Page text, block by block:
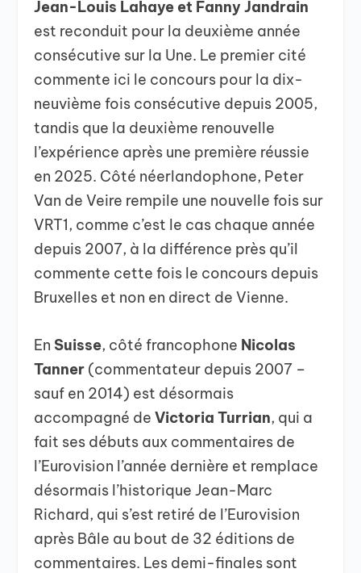
Jean-Louis Lahaye et Fanny Jandrain
est reconduit pour la deuxième année
consécutive sur la Une. Le premier cité
commente ici le concours pour la dix-
neuvième fois consécutive depuis 2005,
tandis que la deuxième renouvelle
l’expérience après une première réussie
en 2025. Côté néerlandophone, Peter
Van de Veire rempile une nouvelle fois sur
VRT1, comme c’est le cas chaque année
depuis 2007, à la différence près qu’il
commente cette fois le concours depuis
Bruxelles et non en direct de Vienne.
En Suisse, côté francophone Nicolas
Tanner (commentateur depuis 2007 –
sauf en 2014) est désormais
accompagné deVictoria Turrian, qui a
fait ses débuts aux commentaires de
l’Eurovision l’année dernière et remplace
désormais l’historique Jean-Marc
Richard, qui s’est retiré de l’Eurovision
après Bâle au bout de 32 éditions de
commentaires. Les demi-finales sont